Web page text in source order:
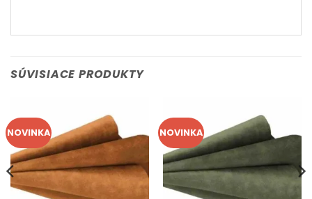
SÚVISIACE PRODUKTY
NOVINKA NOVINKA